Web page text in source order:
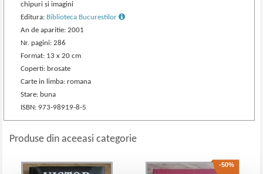
chipuri si imagini
Editura: Biblioteca Bucurestilor
An de aparitie: 2001
Nr. pagini: 286
Format: 13 x 20 cm
Coperti: brosate
Carte in limba: romana
Stare: buna
ISBN: 973-98919-8-5
Produse din aceeasi categorie
-50%